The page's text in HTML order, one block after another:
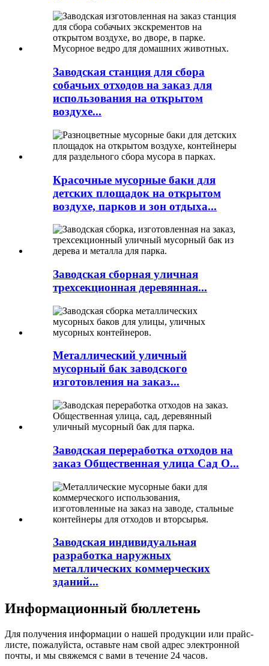
Заводская станция для сбора
собачьих отходов на заказ для
использования на открытом
воздухе...
Красочные мусорные баки для
детских площадок на открытом
воздухе, парков и зон отдыха...
Заводская сборная уличная
трехсекционная деревянная...
Металлический уличный
мусорный бак заводского
изготовления на заказ...
Заводская переработка отходов на
заказ Общественная улица Сад О...
Заводская индивидуальная
разработка наружных
металлических коммерческих
зданий...
Информационный бюллетень
Для получения информации о нашей продукции или прайс-
листе, пожалуйста, оставьте нам свой адрес электронной
почты, и мы свяжемся с вами в течение 24 часов.